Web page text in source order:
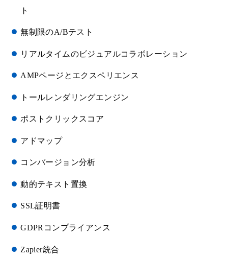
ト
無制限のA/Bテスト
リアルタイムのビジュアルコラボレーション
AMPページとエクスペリエンス
トールレンダリングエンジン
ポストクリックスコア
アドマップ
コンバージョン分析
動的テキスト置換
SSL証明書
GDPRコンプライアンス
Zapier統合